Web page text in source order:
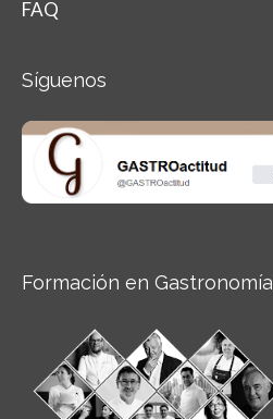
FAQ
Síguenos
Formación en Gastronomía